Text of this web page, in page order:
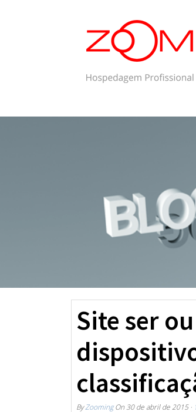
Site ser
ByZoomingOn 30 de abril de 2015·